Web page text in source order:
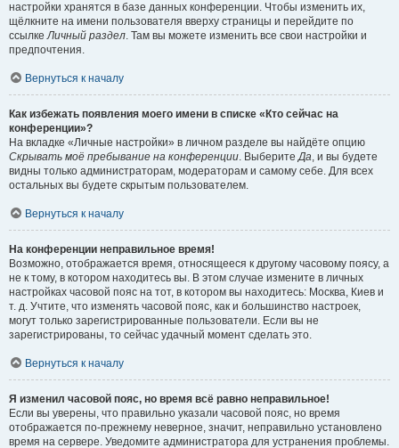
настройки хранятся в базе данных конференции. Чтобы изменить их,
щёлкните на имени пользователя вверху страницы и перейдите по
ссылке Личный раздел . Там вы можете изменить все свои настройки и
предпочтения.
Вернуться к началу
Как избежать появления моего имени в списке «Кто сейчас на
конференции»?
На вкладке «Личные настройки» в личном разделе вы найдёте опцию
Скрывать моё пребывание на конференции . Выберите Да , и вы будете
видны только администраторам, модераторам и самому себе. Для всех
остальных вы будете скрытым пользователем.
Вернуться к началу
На конференции неправильное время!
Возможно, отображается время, относящееся к другому часовому поясу, а
не к тому, в котором находитесь вы. В этом случае измените в личных
настройках часовой пояс на тот, в котором вы находитесь: Москва, Киев и
т. д. Учтите, что изменять часовой пояс, как и большинство настроек,
могут только зарегистрированные пользователи. Если вы не
зарегистрированы, то сейчас удачный момент сделать это.
Вернуться к началу
Я изменил часовой пояс, но время всё равно неправильное!
Если вы уверены, что правильно указали часовой пояс, но время
отображается по-прежнему неверное, значит, неправильно установлено
время на сервере. Уведомите администратора для устранения проблемы.